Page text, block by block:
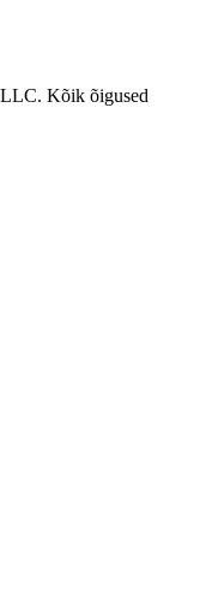
Kõik õigused